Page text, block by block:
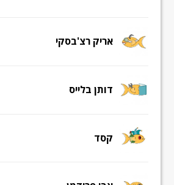
אריק רצ'בסקי
דותן בלייס
קסד